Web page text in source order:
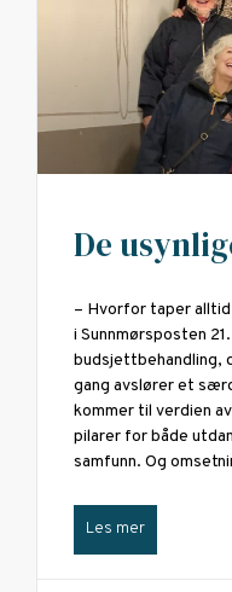
De
– Hvorfor taper
i Sunnmørsposten
budsjettbehandling,
gang avslører et
kommer til verdien
pilarer for både
samfunn. Og
Les mer